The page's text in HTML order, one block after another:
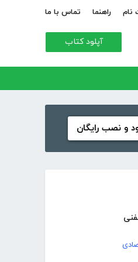
نام راهنما تماس با ما
آپلود کتاب
و نصب رایگان